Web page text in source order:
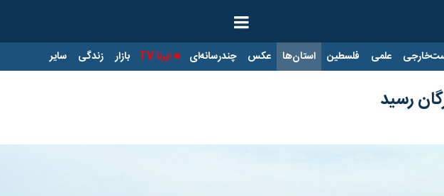
علمی فلسطین استان‌ها عکس چندرسانه‌ای ایرنا TV بازار زندگی سایر
رسید